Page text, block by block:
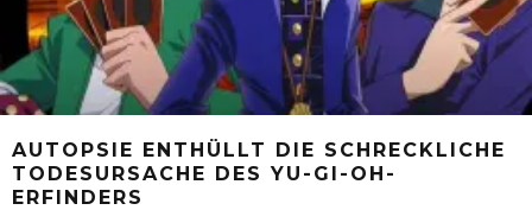
AUTOPSIE ENTHÜLLT DIE SCHRECKLICHE
TODESURSACHE DES YU-GI-OH-
ERFINDERS